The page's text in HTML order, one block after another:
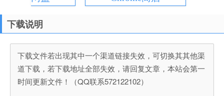
下载说明
下载文件若出现其中一个渠道链接失效，可切换其其他渠
道下载，若下载地址全部失效，请回复文章，本站会第一
时间更新文件！（QQ联系572122102）